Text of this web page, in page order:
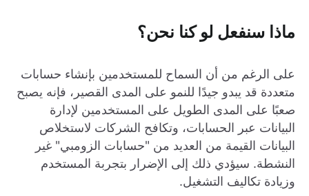
ماذا سنفعل لو كنا نحن؟
على الرغم من أن السماح للمستخدمين بإنشاء حسابات
متعددة قد يبدو جيدًا للنمو على المدى القصير، فإنه يصبح
صعبًا على المدى الطويل على المستخدمين لإدارة
البيانات عبر الحسابات، وتكافح الشركات لاستخلاص
البيانات القيمة من العديد من "حسابات الزومبي" غير
النشطة. سيؤدي ذلك إلى الإضرار بتجربة المستخدم
وزيادة تكاليف التشغيل.